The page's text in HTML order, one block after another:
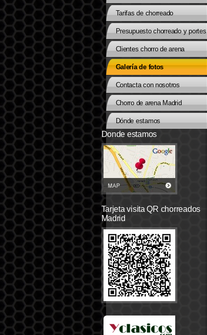
Tarifas de chorreado
Presupuesto chorreado y portes
Clientes chorro de arena
Galería de fotos
Contacta con nosotros
Chorro de arena Madrid
Dónde estamos
Donde estamos
Tarjeta visita QR chorreados
Madrid